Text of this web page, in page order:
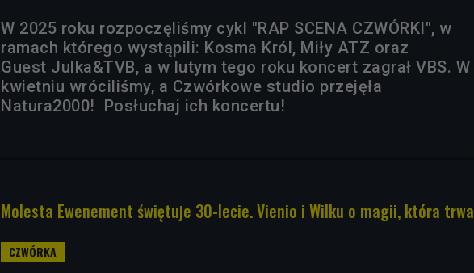
W 2025 roku rozpoczęliśmy cykl "RAP SCENA CZWÓRKI", w
ramach którego wystąpili: Kosma Król, Miły ATZ oraz
Guest Julka&TVB, a w lutym tego roku koncert zagrał VBS. W
kwietniu wróciliśmy, a Czwórkowe studio przejęła
Natura2000! Posłuchaj ich koncertu!
Molesta Ewenement świętuje 30-lecie. Vienio i Wilku o magii, która trwa